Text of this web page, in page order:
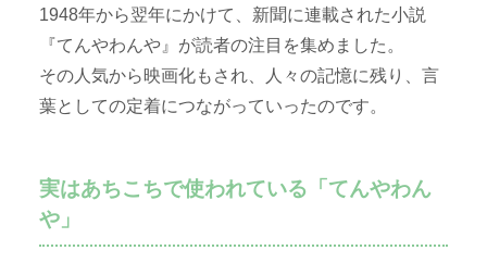
1948年から翌年にかけて、新聞に連載された小説
『てんやわんや』が読者の注目を集めました。
その人気から映画化もされ、人々の記憶に残り、言
葉としての定着につながっていったのです。
実はあちこちで使われている「てんやわん
や」